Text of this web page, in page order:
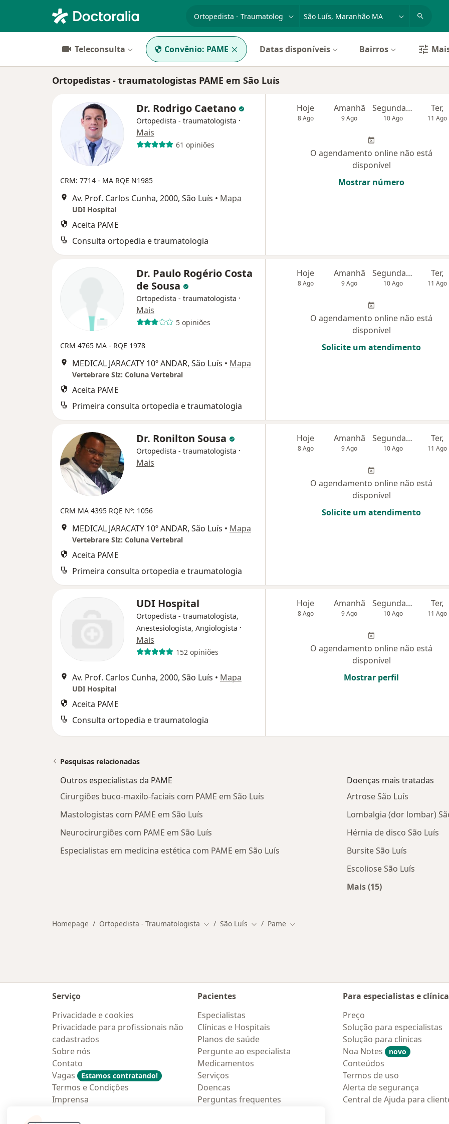
cidade ou região
Teleconsulta Convênio: PAME Datas disponíveis Bairros
Ortopedistas - traumatologistas PAME em São Luís
Dr. Rodrigo Caetano
Ortopedista - traumatologista ·
Mais
61 opiniões
CRM: 7714 - MA RQE N1985
Av. Prof. Carlos Cunha, 2000, São Luís • Mapa
UDI Hospital
Aceita PAME
Consulta ortopedia e traumatologia
Hoje
8 Ago
Amanhã
9 Ago
Segunda-feira
10 Ago
Ter,
11 Ago
O agendamento online não está
disponível
Mostrar número
Dr. Paulo Rogério Costa
de Sousa
Ortopedista - traumatologista ·
Mais
5 opiniões
CRM 4765 MA - RQE 1978
MEDICAL JARACATY 10º ANDAR, São Luís • Mapa
Vertebrare Slz: Coluna Vertebral
Aceita PAME
Primeira consulta ortopedia e traumatologia
Hoje
8 Ago
Amanhã
9 Ago
Segunda-feira
10 Ago
Ter,
11 Ago
O agendamento online não está
disponível
Solicite um atendimento
Dr. Ronilton Sousa
Ortopedista - traumatologista ·
Mais
CRM MA 4395 RQE Nº: 1056
MEDICAL JARACATY 10º ANDAR, São Luís • Mapa
Vertebrare Slz: Coluna Vertebral
Aceita PAME
Primeira consulta ortopedia e traumatologia
Hoje
8 Ago
Amanhã
9 Ago
Segunda-feira
10 Ago
Ter,
11 Ago
O agendamento online não está
disponível
Solicite um atendimento
UDI Hospital
Ortopedista - traumatologista,
Anestesiologista, Angiologista ·
Mais
152 opiniões
Av. Prof. Carlos Cunha, 2000, São Luís • Mapa
UDI Hospital
Aceita PAME
Consulta ortopedia e traumatologia
Hoje
8 Ago
Amanhã
9 Ago
Segunda-feira
10 Ago
Ter,
11 Ago
O agendamento online não está
disponível
Mostrar perfil
Pesquisas relacionadas
Outros especialistas da PAME
Cirurgiões buco-maxilo-faciais com PAME em São Luís
Mastologistas com PAME em São Luís
Neurocirurgiões com PAME em São Luís
Especialistas em medicina estética com PAME em São Luís
Doenças mais tratadas
Artrose São Luís
Lombalgia (dor lombar)
Hérnia de disco São Luís
Bursite São Luís
Escoliose São Luís
Mais (15)
Homepage Ortopedista - Traumatologista Mudar de cidade
São Luís Mudar de cidade
Pame Mudar de cidade
Serviço
Privacidade e cookies
Privacidade para profissionais não
cadastrados
Sobre nós
Contato
Vagas
Estamos contratando!
Termos e Condições
Imprensa
Pacientes
Especialistas
Clínicas e Hospitais
Planos de saúde
Pergunte ao especialista
Medicamentos
Serviços
Doencas
Perguntas frequentes
Para especialistas e
Preço
Solução para especialistas
Solução para clinicas
Noa Notes
novo
Conteúdos
Termos de uso
Alerta de segurança
Central de Ajuda para